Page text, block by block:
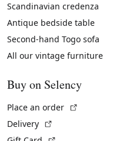
Scandinavian credenza
Antique bedside table
Second-hand Togo sofa
All our vintage furniture
Buy on Selency
Place an order
Delivery